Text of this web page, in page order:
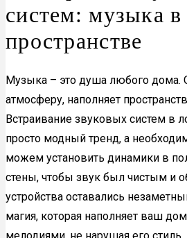
систем: музыка
пространстве
Музыка – это душа любого дома.
атмосферу, наполняет
Встраивание звуковых систем в
просто модный тренд, а
можем установить динамики в
стены, чтобы звук был чистым и
устройства оставались
магия, которая наполняет ваш